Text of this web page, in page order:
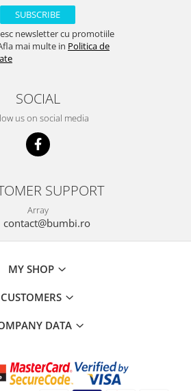
newsletter cu promotiile
mai multe in Politica de
SOCIAL
us on social media
SUPPORT
Array
contact@bumbi.ro
MY SHOP
CUSTOMERS
DATA